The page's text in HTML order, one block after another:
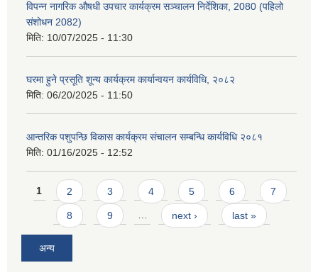
विपन्न नागरिक औषधी उपचार कार्यक्रम सञ्चालन निर्देशिका, 2080 (पहिलो
संशोधन 2082)
मिति: 10/07/2025 - 11:30
घरमा हुने प्रसूति शून्य कार्यक्रम कार्यान्वयन कार्यविधि, २०८२
मिति: 06/20/2025 - 11:50
आन्तरिक पशुपन्छि विकास कार्यक्रम संचालन सम्बन्धि कार्यविधि २०८१
मिति: 01/16/2025 - 12:52
Pages
1 2 3 4 5 6 7
8 9 … next › last »
अन्य